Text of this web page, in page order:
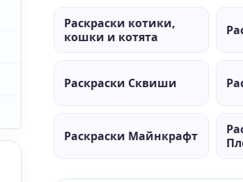
Раскраски котики,
кошки и котята
Раскраски Сквиши
Раскраски Майнкрафт